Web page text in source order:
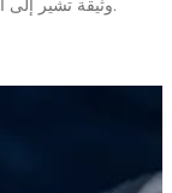
وثيقة تشير إلى الأنشطة والأساليب لمتابعة الشكاوى والاعتراضات.